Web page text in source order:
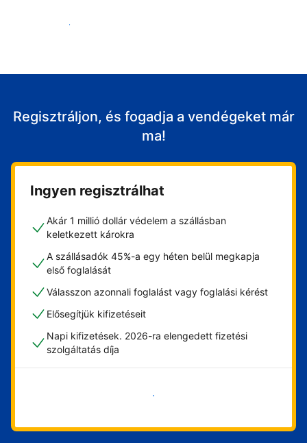
Fogadja vendégeit
Regisztráljon, és fogadja a vendégeket már
ma!
Ingyen regisztrálhat
Akár 1 millió dollár védelem a szállásban
keletkezett károkra
A szállásadók 45%-a egy héten belül megkapja
első foglalását
Válasszon azonnali foglalást vagy foglalási kérést
Elősegítjük kifizetéseit
Napi kifizetések. 2026-ra elengedett fizetési
szolgáltatás díja
Vágjon bele most